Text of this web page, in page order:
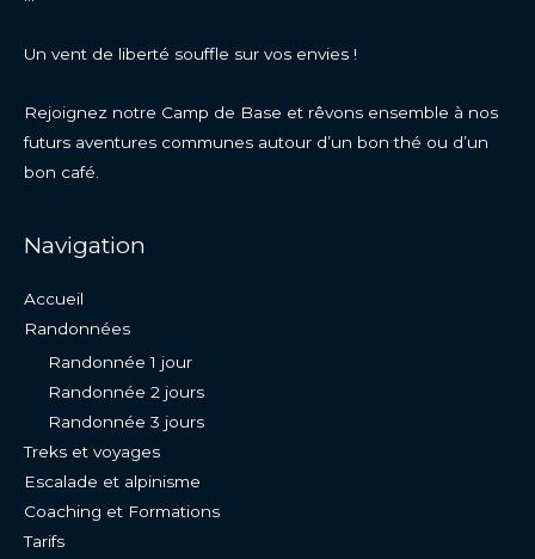
Un vent de liberté souffle sur vos envies !
Rejoignez notre Camp de Base et rêvons ensemble à nos
futurs aventures communes autour d’un bon thé ou d’un
bon café.
Navigation
Accueil
Randonnées
Randonnée 1 jour
Randonnée 2 jours
Randonnée 3 jours
Treks et voyages
Escalade et alpinisme
Coaching et Formations
Tarifs